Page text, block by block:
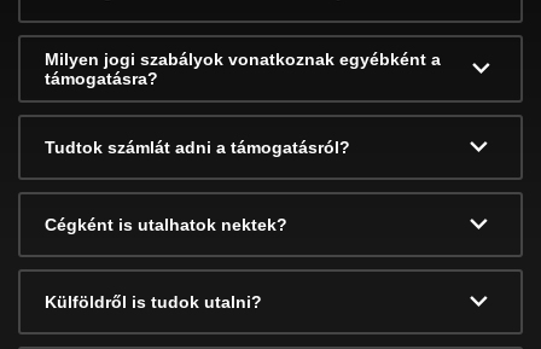
Milyen jogi szabályok vonatkoznak egyébként a
támogatásra?
Tudtok számlát adni a támogatásról?
Cégként is utalhatok nektek?
Külföldről is tudok utalni?